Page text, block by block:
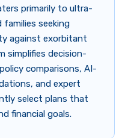
primarily to ultra-
seeking
against exorbitant
simplifies decision-
comparisons, AI-
and expert
select plans that
financial goals.